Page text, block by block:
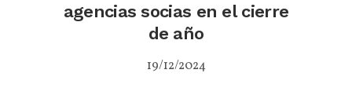
agencias socias en el cierre
de año
19/12/2024